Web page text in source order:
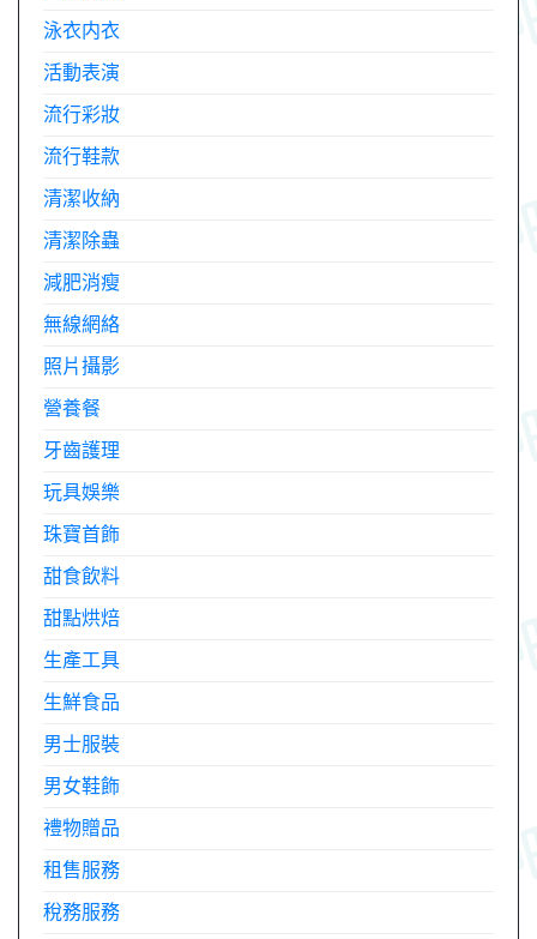
泳衣内衣
活動表演
流行彩妝
流行鞋款
清潔收納
清潔除蟲
減肥消瘦
無線網絡
照片攝影
營養餐
牙齒護理
玩具娛樂
珠寶首飾
甜食飲料
甜點烘焙
生產工具
生鮮食品
男士服裝
男女鞋飾
禮物贈品
租售服務
稅務服務